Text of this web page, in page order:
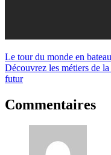
Navigation
de
Le tour du monde en
Découvrez les métiers de
futur
Commentaires